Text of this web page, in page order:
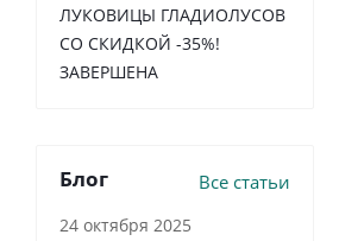
ЛУКОВИЦЫ ГЛАДИОЛУСОВ
СО СКИДКОЙ -35%!
ЗАВЕРШЕНА
Блог Все статьи
24 октября 2025